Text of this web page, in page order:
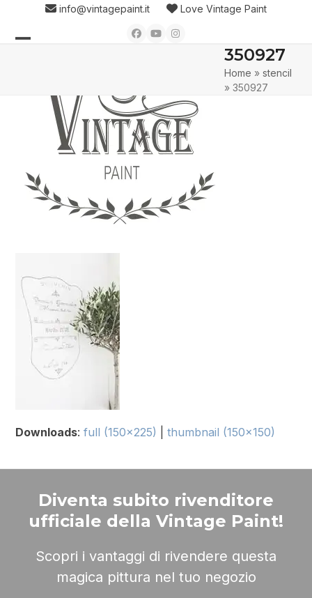
content
info@vintagepaint.it Love Vintage Paint
Facebook
YouTubeInstagram
menu
menu
350927
Home »stencil
»350927
Downloads:full (150x225) |thumbnail (150x150)
Diventa subito rivenditore
ufficiale della Vintage Paint!
Scopri i vantaggi di rivendere questa
magica pittura nel tuo negozio